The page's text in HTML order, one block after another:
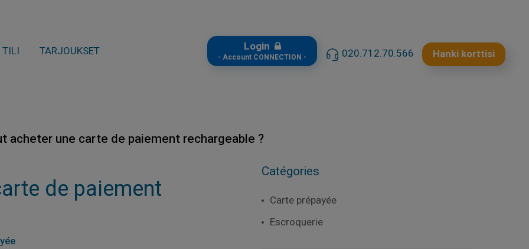
TILI TARJOUKSET Login
- Account CONNECTION - 020.712.70.566 Hanki korttisi
acheter une carte de paiement rechargeable ?
de paiement
Catégories
Carte prépayée
Escroquerie